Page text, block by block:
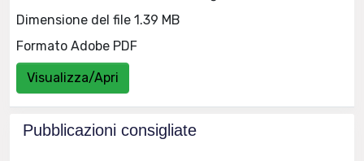
Dimensione del file 1.39 MB
Formato Adobe PDF
Visualizza/Apri
Pubblicazioni consigliate